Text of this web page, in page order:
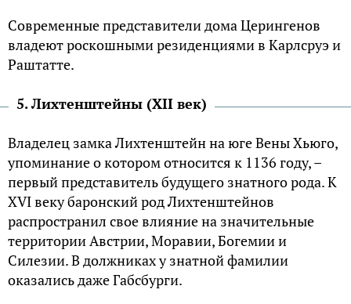
Современные представители дома Церингенов
владеют роскошными резиденциями в Карлсруэ и
Раштатте.
5. Лихтенштейны (XII век)
Владелец замка Лихтенштейн на юге Вены Хьюго,
упоминание о котором относится к 1136 году, –
первый представитель будущего знатного рода. К
XVI веку баронский род Лихтенштейнов
распространил свое влияние на значительные
территории Австрии, Моравии, Богемии и
Силезии. В должниках у знатной фамилии
оказались даже Габсбурги.